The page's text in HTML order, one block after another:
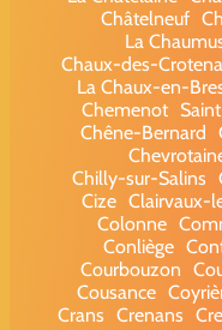
Châtelneuf
La
Chaux-des-
La Chaux-en-
Chemenot
Chêne-Bernard
Chilly-sur-Salins
Cize Clairvaux-
Colonne
Conliège
Courbouzon
Cousance
Crans Crenans